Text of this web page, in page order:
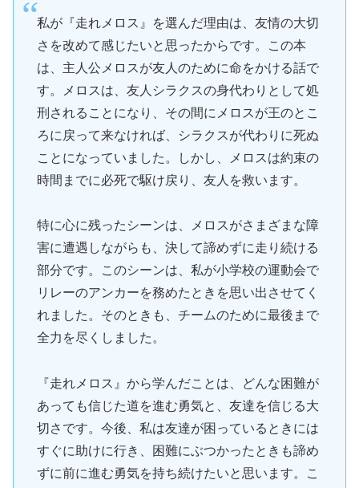
私が『走れメロス』を選んだ理由は、友情の大切
さを改めて感じたいと思ったからです。この本
は、主人公メロスが友人のために命をかける話で
す。メロスは、友人シラクスの身代わりとして処
刑されることになり、その間にメロスが王のとこ
ろに戻って来なければ、シラクスが代わりに死ぬ
ことになっていました。しかし、メロスは約束の
時間までに必死で駆け戻り、友人を救います。
特に心に残ったシーンは、メロスがさまざまな障
害に遭遇しながらも、決して諦めずに走り続ける
部分です。このシーンは、私が小学校の運動会で
リレーのアンカーを務めたときを思い出させてく
れました。そのときも、チームのために最後まで
全力を尽くしました。
『走れメロス』から学んだことは、どんな困難が
あっても信じた道を進む勇気と、友達を信じる大
切さです。今後、私は友達が困っているときには
すぐに助けに行き、困難にぶつかったときも諦め
ずに前に進む勇気を持ち続けたいと思います。こ